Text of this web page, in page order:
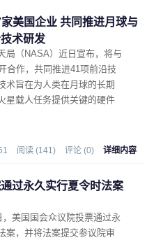
美国企业 共同推进月球与
术研发
局（NASA）近日宣布，将与
合作，共同推进41项前沿技
术旨在为人类在月球的长期
星载人任务提供关键的硬件
阅读 (141) 评论 (0) 详细内容
过永久实行夏令时法案
，美国国会众议院投票通过永
案，并将法案提交参议院审